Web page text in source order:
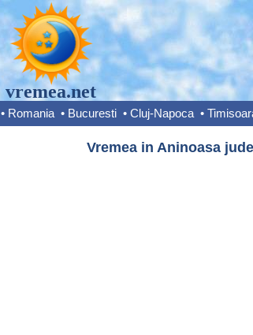
vremea.net
• Romania • Bucuresti • Cluj-Napoca •
Vremea in Aninoasa